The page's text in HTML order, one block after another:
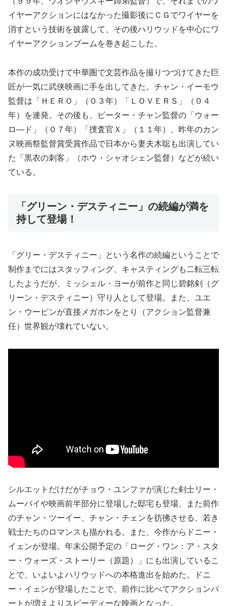
イヤーアクションにはなかった撮影後にＣＧでワイヤーを
消すという技術を披露して、その後ハリウッドを中心にワ
イヤーアクションブームを巻き起こした。
本作の成功受けて中華圏で文芸作品を撮りつづけてきた巨
匠が一気に武侠映画に手を出してきた。チャン・イーモウ
監督は「ＨＥＲＯ」（０３年）「ＬＯＶＥＲＳ」（０４
年）を連発。その後も、ピーター・チャン監督の「ウォー
ロ―ド」（０７年）「捜査官Ｘ」（１１年）、昨年のカン
ヌ映画祭監督賞受賞作品で日本から妻夫木聡も出演してい
た「黒衣の刺客」（ホウ・シャオシェン監督）などが続い
ている。
「グリーン・デスティニー」の続編が満を
持して登場！
「グリー・デスティニー」という名作の続編ということで
制作までにはスタッフィング、キャスティングも二転三転
したようだが、ミッシェル・ヨーが前作と同じ碧銘剣（グ
リーン・デスティニー）守り人として登場。また、ユエ
ン・ウーピンが直接メガホンをとり（アクション監督兼
任）世界観が壊れていない。
シルエットだけだがチョウ・ユンファが演じた剣士リー・
ムーバイや映画前半部分に登場した邸宅も登場、また前作
のチャン・ツーイー、チャン・チェンを彷彿させる、若き
戦士たちのロマンスも描かれる。また、今作からドニー・
イェンが登場。年末公開予定の「ローグ・ワン：ア・スタ
ー・ウォーズ・ストーリー（原題）」にも出演しているこ
とで、いよいよハリウッドへの本格進出を始めた。ドニ
ー・イェンが登場したことで、前作に比べてアクションパ
ートが増えよりスピーディーな映画となった。